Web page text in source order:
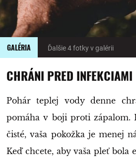
GALÉRIA Ďalšie 4 fotky v galérii
CHRÁNI PRED INFEKCIAMI
Pohár teplej vody denne
pomáha v boji proti zápalom.
čisté, vaša pokožka je menej
Keď chcete, aby vaša pleť bola